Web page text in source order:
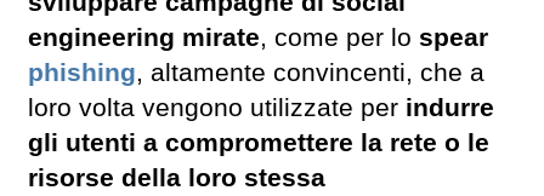
engineering mirate, come per lo spear
phishing, altamente convincenti, che a
loro volta vengono utilizzate per indurre
gli utenti a compromettere la rete o le
risorse della loro stessa